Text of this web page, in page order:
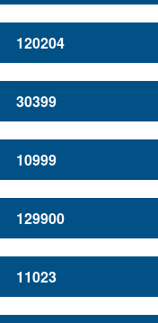
120204
30399
10999
129900
11023